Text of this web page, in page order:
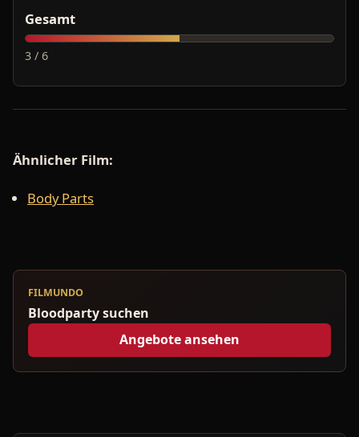
Gesamt
3 / 6
Ähnlicher Film:
Body Parts
FILMUNDO
Bloodparty suchen
Angebote ansehen